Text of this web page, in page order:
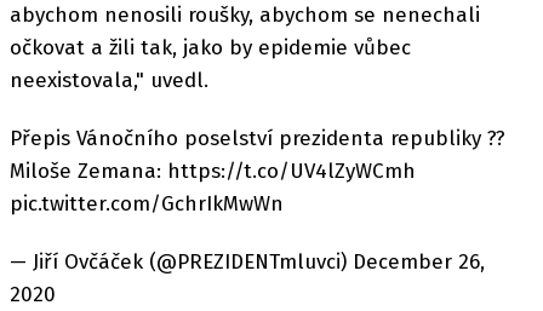
abychom nenosili roušky, abychom se nenechali
očkovat a žili tak, jako by epidemie vůbec
neexistovala," uvedl.
Přepis Vánočního poselství prezidenta republiky ??
Miloše Zemana: https://t.co/UV4lZyWCmh
pic.twitter.com/GchrIkMwWn
— Jiří Ovčáček (@PREZIDENTmluvci) December 26,
2020